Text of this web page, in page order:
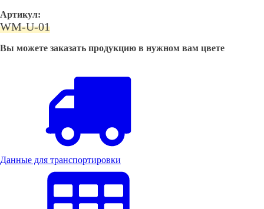
Артикул:
WM-U-01
Вы можете заказать продукцию в нужном вам цвете
Данные для транспортировки